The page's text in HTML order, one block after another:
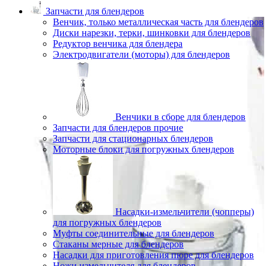
Запчасти для блендеров
Венчик, только металлическая часть для блендеров
Диски нарезки, терки, шинковки для блендеров
Редуктор венчика для блендера
Электродвигатели (моторы) для блендеров
Венчики в сборе для блендеров
Запчасти для блендеров прочие
Запчасти для стационарных блендеров
Моторные блоки для погружных блендеров
Насадки-измельчители (чопперы)
для погружных блендеров
Муфты соединительные для блендеров
Стаканы мерные для блендеров
Насадки для приготовления пюре для блендеров